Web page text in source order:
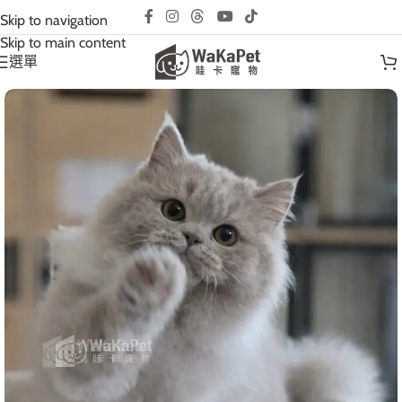
Skip to navigation
Skip to main content
互動請先預約｜以免撲空、造成誤會與不便!
選單